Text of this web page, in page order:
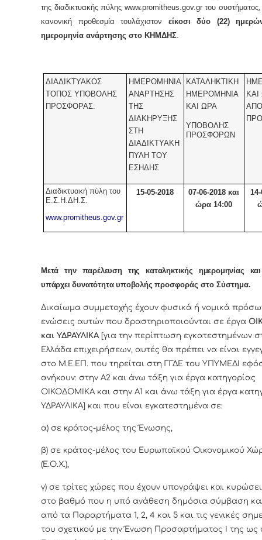
της διαδικτυακής πύλης www.promitheus.gov.gr του
κανονική προθεσμία τουλάχιστον είκοσι δύο (22)
ημερομηνία ανάρτησης στο ΚΗΜΔΗΣ.
ΔΙΑΔΙΚΤΥΑΚΟΣ
ΤΟΠΟΣ ΥΠΟΒΟΛΗΣ
ΠΡΟΣΦΟΡΑΣ:
ΗΜΕΡΟΜΗΝΙΑ
ΑΝΑΡΤΗΣΗΣ
ΤΗΣ
ΔΙΑΚΗΡΥΞΗΣ
ΣΤΗ
ΔΙΑΔΙΚΤΥΑΚΗ
ΠΥΛΗ ΤΟΥ
ΕΣΗΔΗΣ
ΚΑΤΑΛΗΚΤΙΚΗ
ΗΜΕΡΟΜΗΝΙΑ
ΚΑΙ ΩΡΑ
ΥΠΟΒΟΛΗΣ
ΠΡΟΣΦΟΡΩΝ
Διαδικτυακή πύλη του
Ε.Σ.Η.ΔΗ.Σ.
www.promitheus.gov.gr
15-05-2018 07-06-2018 και
ώρα 14:00
Μετά την παρέλευση της καταληκτικής ημερομηνίας
υπάρχει δυνατότητα υποβολήςπροσφοράς στο Σύστημα.
Δικαίωμα συμμετοχής έχουν φυσικά ή νομικά
ενώσεις αυτών που δραστηριοποιούνται σε έργα
και ΥΔΡΑΥΛΙΚΑ [για την περίπτωση εγκατεστημένων
Ελλάδα επιχειρήσεων, αυτές θα πρέπει να είναι
στο Μ.Ε.ΕΠ. που τηρείται στη ΓΓΔΕ του ΥΠΥΜΕΔΙ
ανήκουν: στην Α2 και άνω τάξη για έργα κατηγορίας
ΟΙΚΟΔΟΜΙΚΑ και στην Α1 και άνω τάξη για έργα
ΥΔΡΑΥΛΙΚΑ] και που είναι εγκατεστημένα σε:
α) σε κράτος-μέλος της Ένωσης,
β) σε κράτος-μέλος του Ευρωπαϊκού Οικονομικού
(Ε.Ο.Χ.),
γ) σε τρίτες χώρες που έχουν υπογράψει και
στο βαθμό που η υπό ανάθεση δημόσια σύμβαση
από τα Παραρτήματα 1, 2, 4 και 5 και τις γενικές
του σχετικού με την Ένωση Προσαρτήματος I της ως